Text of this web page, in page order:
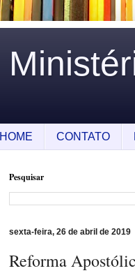
HOME CONTATO
Pesquisar
sexta-feira, 26 de abril de 2019
Reforma